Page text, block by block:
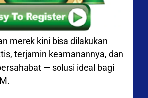
merek kini bisa dilakukan
terjamin keamanannya, dan
— solusi ideal bagi